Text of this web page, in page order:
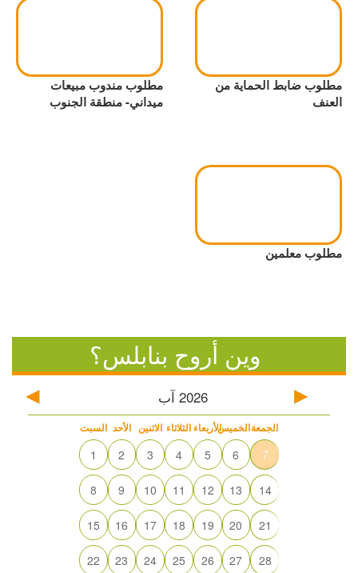
مطلوب ضابط الحماية من
العنف
مطلوب مندوب مبيعات
ميداني- منطقة الجنوب
مطلوب معلمين
وين أروح بنابلس؟
2026 آب
السبت الأحد الاثنين الثلاثاء الأربعاءالخميسالجمعة
1 2 3 4 5 6 7
8 9 10 11 12 13 14
15 16 17 18 19 20 21
22 23 24 25 26 27 28